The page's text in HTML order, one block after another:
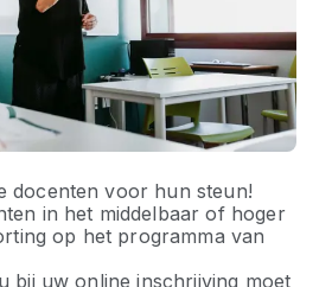
docenten voor hun steun!
in het middelbaar of hoger
op het programma van
bij uw online inschrijving moet